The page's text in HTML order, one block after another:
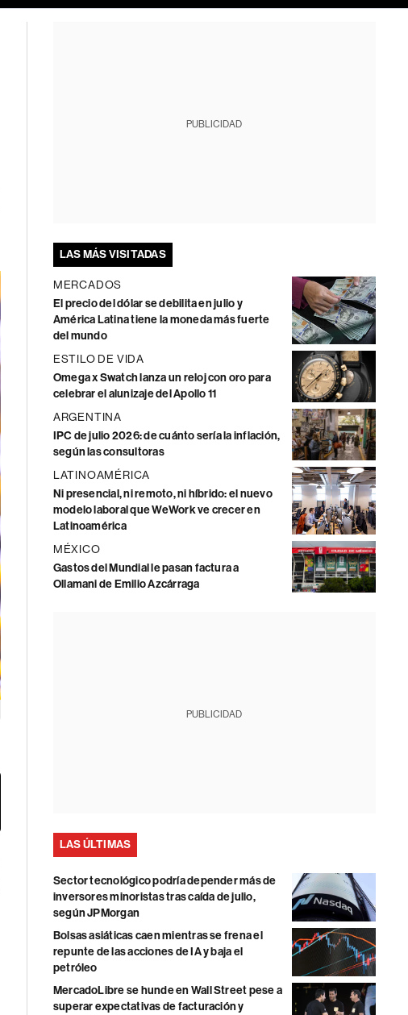
PUBLICIDAD
LAS MÁS VISITADAS
MERCADOS
El precio del dólar se debilita en julio y
América Latina tiene la moneda más fuerte
del mundo
ESTILO DE VIDA
Omega x Swatch lanza un reloj con oro para
celebrar el alunizaje del Apollo 11
ARGENTINA
IPC de julio 2026: de cuánto sería la inflación,
según las consultoras
LATINOAMÉRICA
Ni presencial, ni remoto, ni híbrido: el nuevo
modelo laboral que WeWork ve crecer en
Latinoamérica
MÉXICO
Gastos del Mundial le pasan factura a
Ollamani de Emilio Azcárraga
PUBLICIDAD
LAS ÚLTIMAS
Sector tecnológico podría depender más de
inversores minoristas tras caída de julio,
según JPMorgan
Bolsas asiáticas caen mientras se frena el
repunte de las acciones de IA y baja el
petróleo
MercadoLibre se hunde en Wall Street pese a
superar expectativas de facturación y